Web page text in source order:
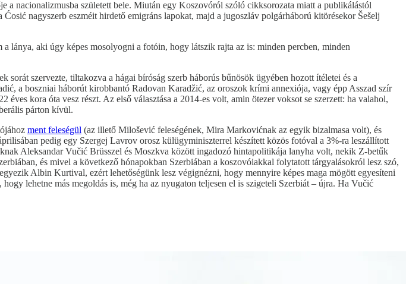
a nacionalizmusba született bele. Miután egy Koszovóról szóló cikksorozata miatt a publikálástól
nagyszerb eszméit hirdető emigráns lapokat, majd a jugoszláv polgárháború kitörésekor Šešelj
lánya, aki úgy képes mosolyogni a fotóin, hogy látszik rajta az is: minden percben, minden
szervezte, tiltakozva a hágai bíróság szerb háborús bűnösök ügyében hozott ítéletei és a
a boszniai háborút kirobbantó Radovan Karadžić, az oroszok krími annexiója, vagy épp Asszad szír
kora óta vesz részt. Az első választása a 2014-es volt, amin ötezer voksot se szerzett: ha valahol,
párton kívül.
ment feleségül (az illető Milošević feleségének, Mira Markovićnak az egyik bizalmasa volt), és
pedig egy Szergej Lavrov orosz külügyminiszterrel készített közös fotóval a 3%-ra leszállított
Aleksandar Vučić Brüsszel és Moszkva között ingadozó hintapolitikája lanyha volt, nekik Z-betűk
és mivel a következő hónapokban Szerbiában a koszovóiakkal folytatott tárgyalásokról lesz szó,
Albin Kurtival, ezért lehetőségünk lesz végignézni, hogy mennyire képes maga mögött egyesíteni
lehetne más megoldás is, még ha az nyugaton teljesen el is szigeteli Szerbiát – újra. Ha Vučić